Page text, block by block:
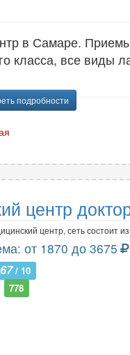
в Самаре. Приемы
класса, все
подробности
центр
центр, сеть состоит из
от 1870 до 3675
/ 10
778